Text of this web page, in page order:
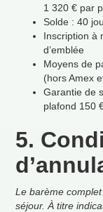
1 320 € par
Solde : 40
Inscriptionà
d’emblée
Moyens de
(hors Amex
Garantie de
plafond 150
5.
d’
Le barème
séjour.À titre